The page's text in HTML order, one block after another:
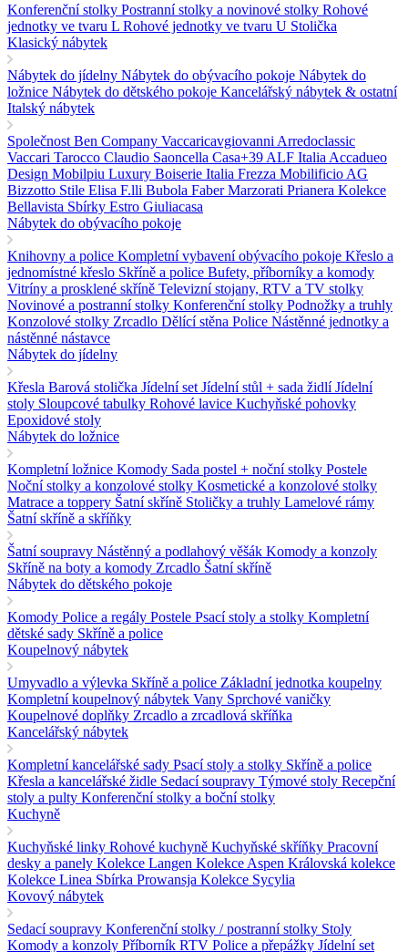
Konferenční stolky Postranní stolky a novinové stolky Rohové
jednotky ve tvaru L Rohové jednotky ve tvaru U Stolička
Klasický nábytek
Nábytek do jídelny Nábytek do obývacího pokoje Nábytek do
ložnice Nábytek do dětského pokoje Kancelářský nábytek & ostatní
Italský nábytek
Společnost Ben Company Vaccaricavgiovanni Arredoclassic
Vaccari Tarocco Claudio Saoncella Casa+39 ALF Italia Accadueo
Design Mobilpiu Luxury Boiserie Italia Frezza Mobilificio AG
Bizzotto Stile Elisa F.lli Bubola FaberMarzorati Prianera Kolekce
Bellavista Sbírky Estro Giuliacasa
Nábytek do obývacího pokoje
Knihovny a police Kompletní vybavení obývacího pokoje Křeslo a
jednomístné křeslo Skříně a police Bufety, příborníky a komody
Vitríny a prosklené skříně Televizní stojany, RTV a TV stolky
Novinové a postranní stolky Konferenční stolky Podnožky a truhly
Konzolové stolky Zrcadlo Dělící stěna Police Nástěnné jednotky a
nástěnné nástavce
Nábytek do jídelny
Křesla Barová stolička Jídelní set Jídelní stůl + sada židlíJídelní
stoly Sloupcové tabulky Rohové lavice Kuchyňské pohovky
Epoxidové stoly
Nábytek do ložnice
Kompletní ložnice Komody Sada postel + noční stolky Postele
Noční stolky a konzolové stolky Kosmetické a konzolové stolky
Matrace a toppery Šatní skříně Stoličky a truhly Lamelové rámy
Šatní skříně a skříňky
Šatní soupravy Nástěnný a podlahový věšák Komody a konzoly
Skříně na boty a komody Zrcadlo Šatní skříně
Nábytek do dětského pokoje
Komody Police a regály Postele Psací stoly a stolky Kompletní
dětské sady Skříně a police
Koupelnový nábytek
Umyvadlo a výlevka Skříně a police Základní jednotka koupelny
Kompletní koupelnový nábytek Vany Sprchové vaničky
Koupelnové doplňky Zrcadlo a zrcadlová skříňka
Kancelářský nábytek
Kompletní kancelářské sady Psací stoly a stolky Skříně a police
Křesla a kancelářské židle Sedací soupravy Týmové stoly Recepční
stoly a pulty Konferenční stolky a boční stolky
Kuchyně
Kuchyňské linky Rohové kuchyně Kuchyňské skříňky Pracovní
desky a panely Kolekce Langen Kolekce Aspen Královská kolekce
Kolekce Linea Sbírka Prowansja Kolekce Sycylia
Kovový nábytek
Sedací soupravy Konferenční stolky / postranní stolky Stoly
Komody a konzoly Příborník RTV Police a přepážky Jídelní set